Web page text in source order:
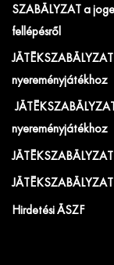
SZABÁLYZAT a
fellépésről
nyereményjátékhoz
nyereményjátékhoz
Hirdetési ÁSZF